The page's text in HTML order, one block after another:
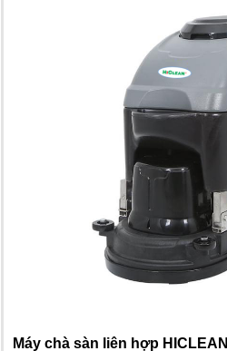
Máy chà sàn liên hợp HICLEAN